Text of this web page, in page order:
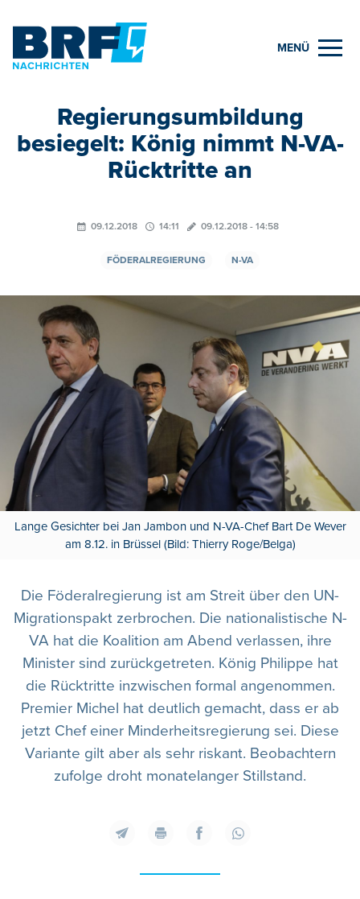
MENÜ
Regierungsumbildung
besiegelt: König nimmt N-VA-
Rücktritte an
09.12.2018 14:11 09.12.2018 - 14:58
FÖDERALREGIERUNG N-VA
Lange Gesichter bei Jan Jambon und N-VA-Chef Bart De Wever
am 8.12. in Brüssel (Bild: Thierry Roge/Belga)
Die Föderalregierung ist am Streit über den UN-
Migrationspakt zerbrochen. Die nationalistische N-
VA hat die Koalition am Abend verlassen, ihre
Minister sind zurückgetreten. König Philippe hat
die Rücktritte inzwischen formal angenommen.
Premier Michel hat deutlich gemacht, dass er ab
jetzt Chef einer Minderheitsregierung sei. Diese
Variante gilt aber als sehr riskant. Beobachtern
zufolge droht monatelanger Stillstand.